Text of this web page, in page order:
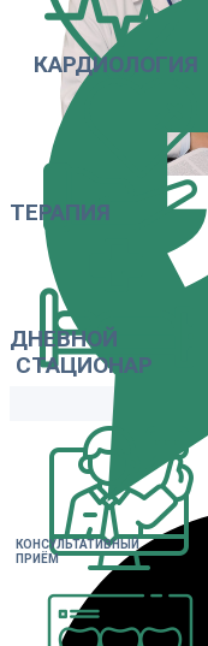
КАРДИОЛОГИЯ
ТЕРАПИЯ
ДНЕВНОЙ
СТАЦИОНАР
КОНСУЛЬТАТИВНЫЙ
ПРИЁМ